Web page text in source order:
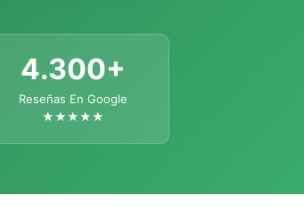
4.300+
Reseñas En Google
★★★★★